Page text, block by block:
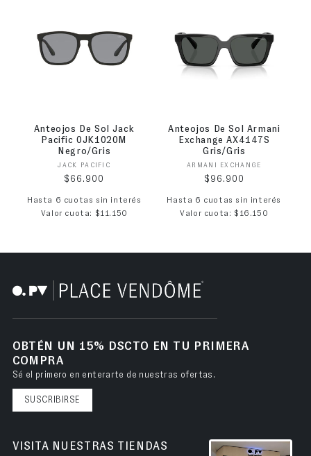
Anteojos De Sol Jack
Pacific 0JK1020M
Negro/Gris
Proveedor:
JACK PACIFIC
Precio habitual
$66.900
Hasta 6 cuotas sin interés
Valor cuota: $11.150
Anteojos De Sol Armani
Exchange AX4147S
Gris/Gris
Proveedor:
ARMANI EXCHANGE
Precio habitual
$96.900
Hasta 6 cuotas sin interés
Valor cuota: $16.150
OBTÉN UN 15% DSCTO EN TU PRIMERA
COMPRA
Sé el primero en enterarte de nuestras ofertas.
SUSCRIBIRSE
VISITA NUESTRAS TIENDAS